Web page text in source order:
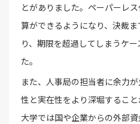
とがありました。ペーパーレ
算ができるようになり、決裁
り、期限を超過してしまうケ
た。
また、人事局の担当者に余力
性と実在性をより深堀すること
大学では国や企業からの外部